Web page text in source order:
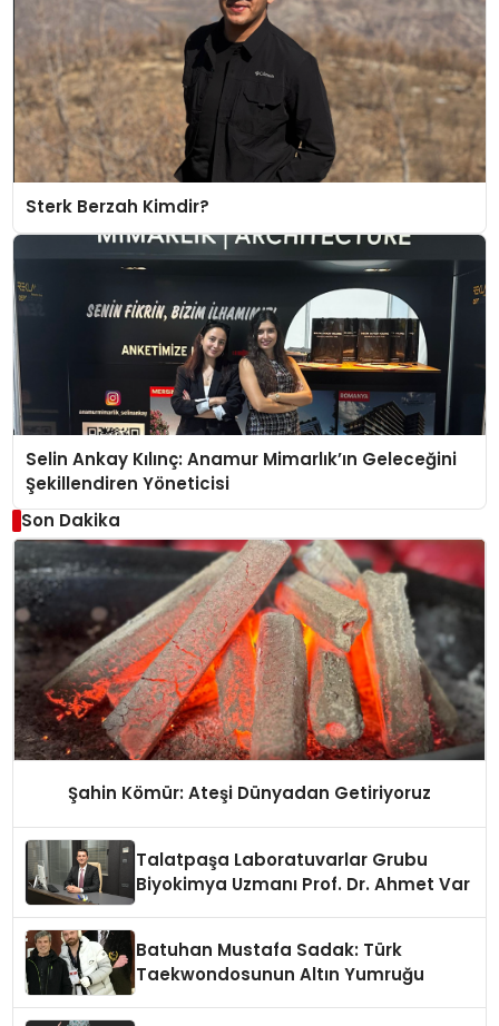
Sterk Berzah Kimdir?
Selin Ankay Kılınç: Anamur Mimarlık’ın Geleceğini
Şekillendiren Yöneticisi
Son Dakika
Şahin Kömür: Ateşi Dünyadan Getiriyoruz
Talatpaşa Laboratuvarlar Grubu
Biyokimya Uzmanı Prof. Dr. Ahmet Var
Batuhan Mustafa Sadak: Türk
Taekwondosunun Altın Yumruğu